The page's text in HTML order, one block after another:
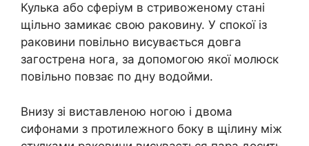
Кулька або сферіум в стривоженому стані
щільно замикає свою раковину. У спокої із
раковини повільно висувається довга
загострена нога, за допомогою якої молюск
повільно повзає по дну водойми.
Внизу зі виставленою ногою і двома
сифонами з протилежного боку в щілину між